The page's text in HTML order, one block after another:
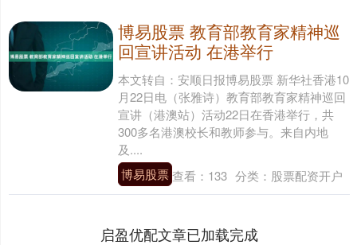
博易股票 教育部教育家精神巡
回宣讲活动 在港举行
本文转自：安顺日报博易股票 新华社香港10
月22日电（张雅诗）教育部教育家精神巡回
宣讲（港澳站）活动22日在香港举行，共
300多名港澳校长和教师参与。来自内地
及....
博易股票查看： 133 分类： 股票配资开户
启盈优配文章已加载完成